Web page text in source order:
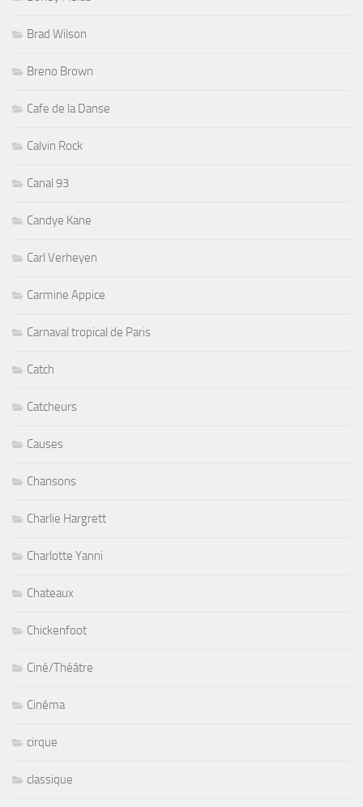
Brad Wilson
Breno Brown
Cafe de la Danse
Calvin Rock
Canal 93
Candye Kane
Carl Verheyen
Carmine Appice
Carnaval tropical de Paris
Catch
Catcheurs
Causes
Chansons
Charlie Hargrett
Charlotte Yanni
Chateaux
Chickenfoot
Ciné/Théâtre
Cinéma
cirque
classique